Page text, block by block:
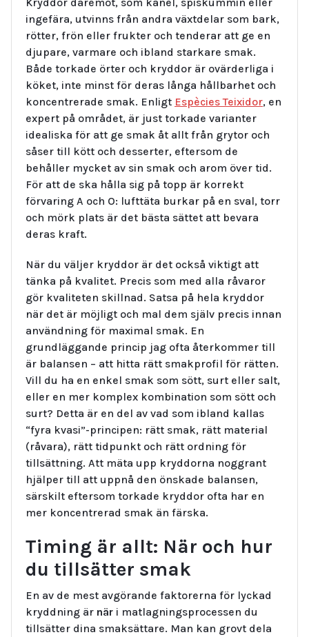
ingefära, utvinns från andra växtdelar som bark,
rötter, frön eller frukter och tenderar att ge en
djupare, varmare och ibland starkare smak.
Både torkade örter och kryddor är ovärderliga i
köket, inte minst för deras långa hållbarhet och
koncentrerade smak. Enligt Espècies Teixidor, en
expert på området, är just torkade varianter
idealiska för att ge smak åt allt från grytor och
såser till kött och desserter, eftersom de
behåller mycket av sin smak och arom över tid.
För att de ska hålla sig på topp är korrekt
förvaring A och O: lufttäta burkar på en sval, torr
och mörk plats är det bästa sättet att bevara
deras kraft.
När du väljer kryddor är det också viktigt att
tänka på kvalitet. Precis som med alla råvaror
gör kvaliteten skillnad. Satsa på hela kryddor
när det är möjligt och mal dem själv precis innan
användning för maximal smak. En
grundläggande princip jag ofta återkommer till
är balansen – att hitta rätt smakprofil för rätten.
Vill du ha en enkel smak som sött, surt eller salt,
eller en mer komplex kombination som sött och
surt? Detta är en del av vad som ibland kallas
“fyra kvasi”-principen: rätt smak, rätt material
(råvara), rätt tidpunkt och rätt ordning för
tillsättning. Att mäta upp kryddorna noggrant
hjälper till att uppnå den önskade balansen,
särskilt eftersom torkade kryddor ofta har en
mer koncentrerad smak än färska.
Timing är allt: När och hur
du tillsätter smak
En av de mest avgörande faktorerna för lyckad
kryddning är när i matlagningsprocessen du
tillsätter dina smaksättare. Man kan grovt dela